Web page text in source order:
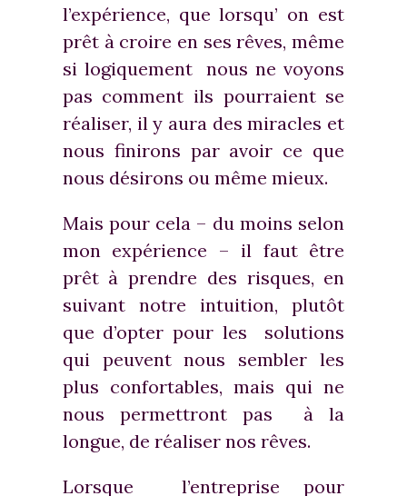
l’expérience, que lorsqu’ on est
prêt à croire en ses rêves, même
si logiquement nous ne voyons
pas comment ils pourraient se
réaliser, il y aura des miracles et
nous finirons par avoir ce que
nous désirons ou même mieux.
Mais pour cela – du moins selon
mon expérience – il faut être
prêt à prendre des risques, en
suivant notre intuition, plutôt
que d’opter pour les solutions
qui peuvent nous sembler les
plus confortables, mais qui ne
nous permettront pas à la
longue, de réaliser nos rêves.
Lorsque l’entreprise pour